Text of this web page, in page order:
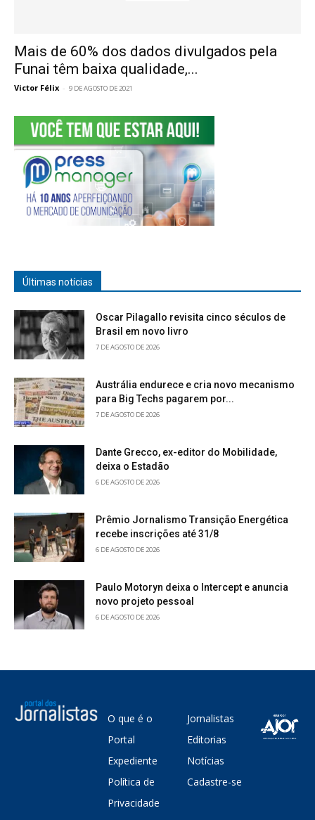
Mais de 60% dos dados divulgados pela
Funai têm baixa qualidade,...
Victor Félix - 9 DE AGOSTO DE 2021
Últimas notícias
Oscar Pilagallo revisita cinco séculos de
Brasil em novo livro
7 DE AGOSTO DE 2026
Austrália endurece e cria novo mecanismo
para Big Techs pagarem por...
7 DE AGOSTO DE 2026
Dante Grecco, ex-editor do Mobilidade,
deixa o Estadão
6 DE AGOSTO DE 2026
Prêmio Jornalismo Transição Energética
recebe inscrições até 31/8
6 DE AGOSTO DE 2026
Paulo Motoryn deixa o Intercept e anuncia
novo projeto pessoal
6 DE AGOSTO DE 2026
O que é o
Portal
Expediente
Política de
Privacidade
Jornalistas
Editorias
Notícias
Cadastre-se